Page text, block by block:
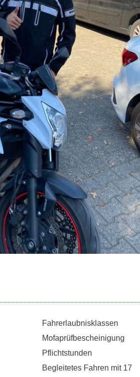
Fahrerlaubnisklassen
Mofaprüfbescheinigung
Pflichtstunden
Begleitetes Fahren mit 17